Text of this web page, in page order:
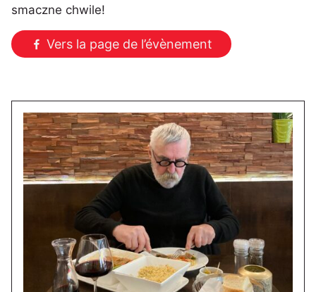
smaczne chwile!
Vers la page de l’évènement